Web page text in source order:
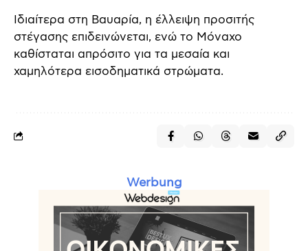
Ιδιαίτερα στη Βαυαρία, η έλλειψη προσιτής
στέγασης επιδεινώνεται, ενώ το Μόναχο
καθίσταται απρόσιτο για τα μεσαία και
χαμηλότερα εισοδηματικά στρώματα.
Werbung